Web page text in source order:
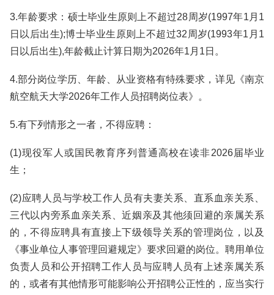
3.年龄要求：硕士毕业生原则上不超过28周岁(1997年1月1
日以后出生);博士毕业生原则上不超过32周岁(1993年1月1
日以后出生),年龄截止计算日期为2026年1月1日。
4.部分岗位学历、年龄、从业资格有特殊要求，详见《南京
航空航天大学2026年工作人员招聘岗位表》。
5.有下列情形之一者，不得应聘：
(1)现役军人或国民教育序列普通高校在读非2026届毕业
生；
(2)应聘人员与学校工作人员有夫妻关系、直系血亲关系、
三代以内旁系血亲关系、近姻亲及其他须回避的亲属关系
的，不得应聘具有直接上下级领导关系的管理岗位，以及
《事业单位人事管理回避规定》要求回避的岗位。聘用单位
负责人员和公开招聘工作人员与应聘人员有上述亲属关系
的，或者有其他情形可能影响公开招聘公正性的，应当实行